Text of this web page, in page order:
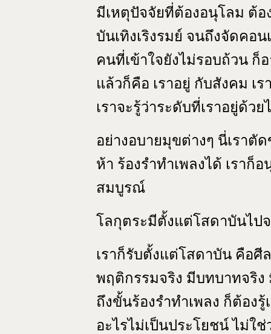
มีเหตุปัจจัยที่ต้องอนุโลม ต้
บันเทิงเริงรมย์ จนถึงจัดคอ
คนที่เข้าใจยังไม่รอบถ้วน ก็
แล้วก็คือ เราอยู่ กับสังคม เ
เราจะรู้ว่าระดับที่เราอยู่ด้
อย่างอบายมุขต่างๆ นี่เราตั
ห้า ร้องรำทำเพลงได้ เราก็
สมบูรณ์
โลกุตระมีตั้งแต่โสดาบันไป
เราก็รับตั้งแต่โสดาบัน คือ
พฤติกรรมจริง มีบทบาทจริง
ถึงขั้นร้องรำทำเพลง ก็ต้อง
อะไรไม่เป็นประโยชน์ ไม่ใ